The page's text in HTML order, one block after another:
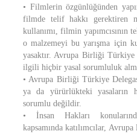
• Filmlerin özgünlüğünden
filmde telif hakkı gerektiren
kullanımı, filmin yapımcısının
o malzemeyi bu yarışma için
yasaktır. Avrupa Birliği
ilgili hiçbir yasal sorumluluk
• Avrupa Birliği Türkiye
ya da yürürlükteki yasaların
sorumlu değildir.
• İnsan Hakları
kapsamında katılımcılar,